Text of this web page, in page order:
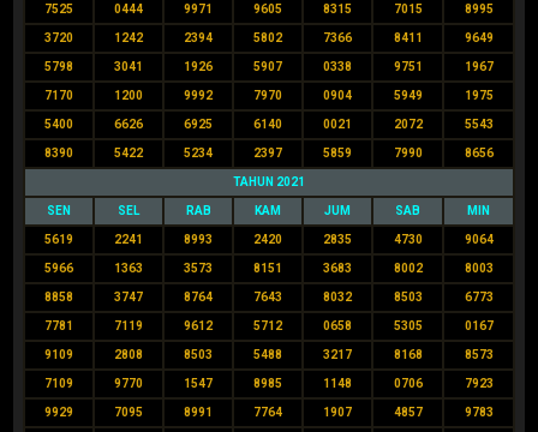
7525 0444 9971 9605 8315 7015 8995
3720 1242 2394 5802 7366 8411 9649
5798 3041 1926 5907 0338 9751 1967
7170 1200 9992 7970 0904 5949 1975
5400 6626 6925 6140 0021 2072 5543
8390 5422 5234 2397 5859 7990 8656
TAHUN 2021
SEN SEL RAB KAM JUM SAB MIN
5619 2241 8993 2420 2835 4730 9064
5966 1363 3573 8151 3683 8002 8003
8858 3747 8764 7643 8032 8503 6773
7781 7119 9612 5712 0658 5305 0167
9109 2808 8503 5488 3217 8168 8573
7109 9770 1547 8985 1148 0706 7923
9929 7095 8991 7764 1907 4857 9783